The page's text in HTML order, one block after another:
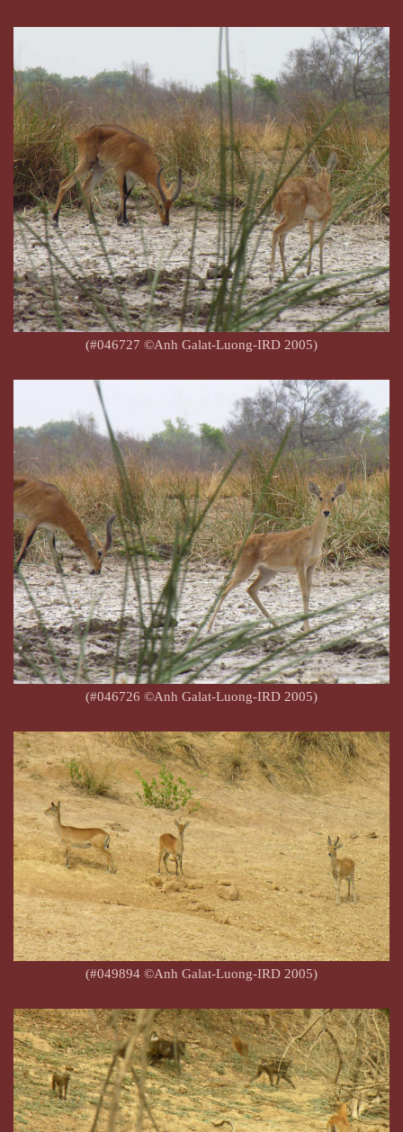
(#046727 ©Anh Galat-Luong-IRD 2005)
(#046726 ©Anh Galat-Luong-IRD 2005)
(#049894 ©Anh Galat-Luong-IRD 2005)